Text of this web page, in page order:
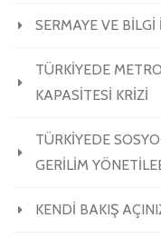
SERMAYE VE
TÜRKİYEDE
KAPASİTESİ KRİZİ
TÜRKİYEDE
GERİLİM
KENDİ BAKIŞ